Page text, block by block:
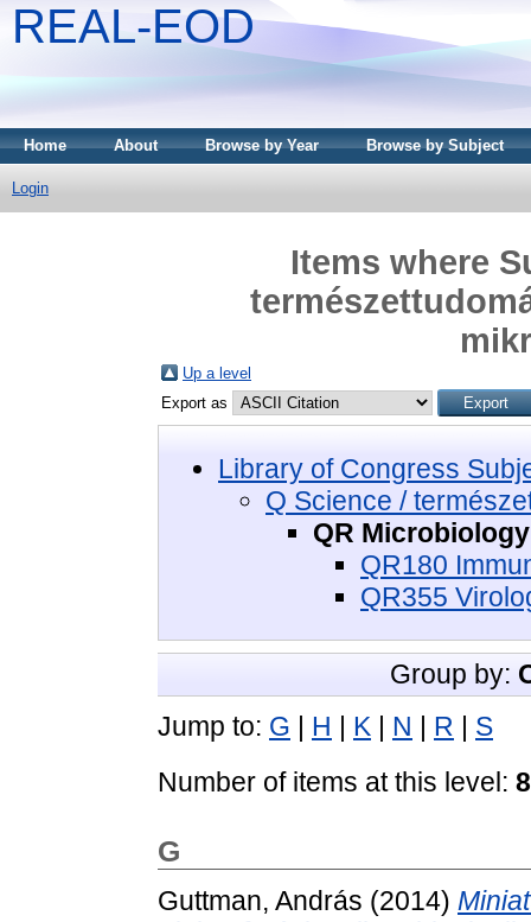
REAL-EOD
Home About Browse by Year Browse by Subject
Login
Items where
Up a level
Export as
Library of Congress
Q Science /
QR
QR180
QR355
Group by:
Jump to: G H K N R
S
Number of items at this level: 8
G
Guttman, András (2014)